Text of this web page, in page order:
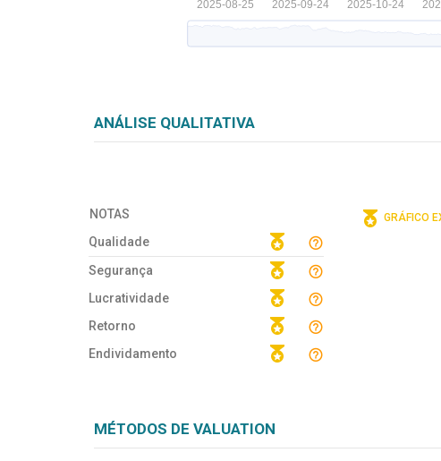
ANÁLISE QUALITATIVA
NOTAS
Qualidade
Segurança
Lucratividade
Retorno
Endividamento
GRÁFICO
MÉTODOS DE VALUATION